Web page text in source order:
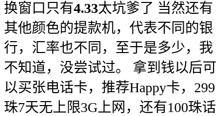
换窗口只有4.33太坑爹了 当然还有
其他颜色的提款机，代表不同的银
行，汇率也不同，至于是多少，我
不知道，没尝试过。 拿到钱以后可
以买张电话卡，推荐Happy卡，299
珠7天无上限3G上网，还有100珠话